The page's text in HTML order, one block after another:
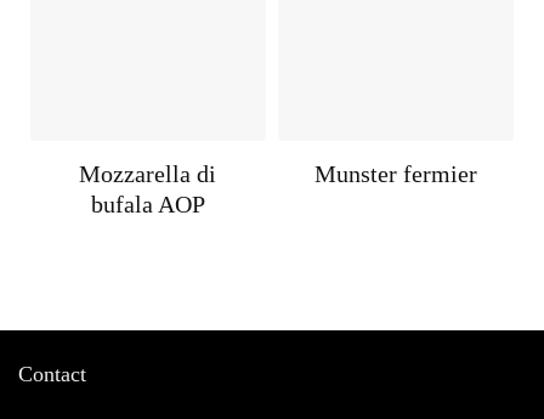
Mozzarella di
bufala AOP
Munster fermier
Contact